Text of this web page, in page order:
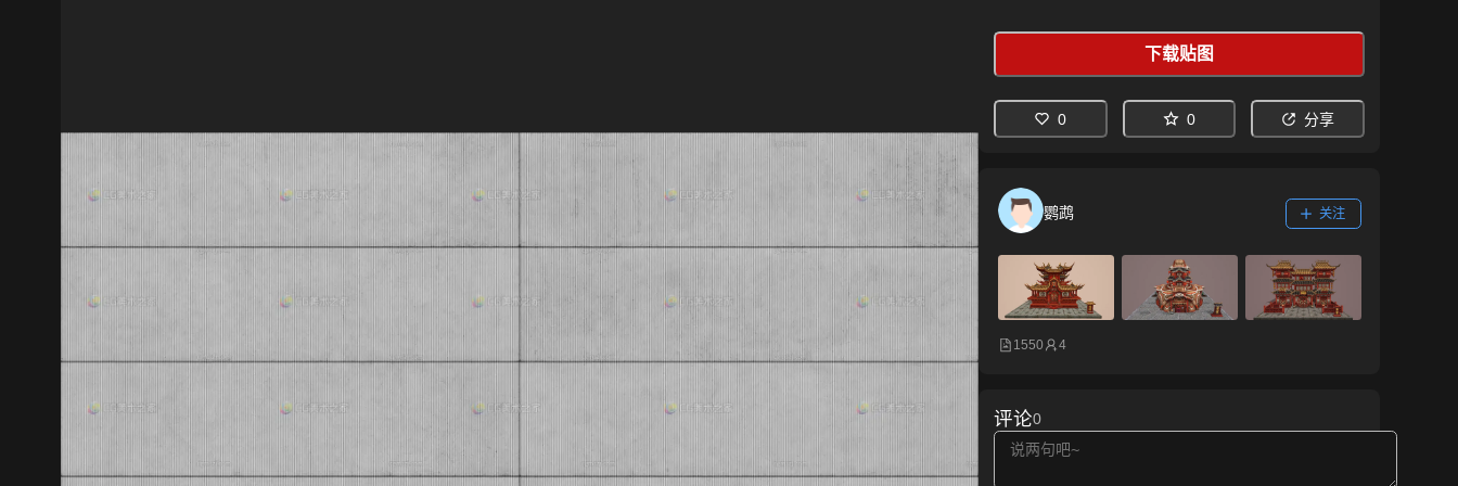
下载贴图
0 0 分享
鹦鹉 关注
1550 4
评论0